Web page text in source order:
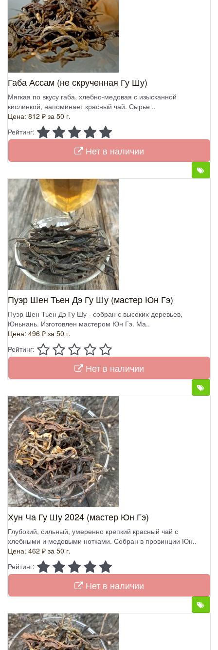
Габа Ассам (не скрученная Гу Шу)
Мягкая по вкусу габа, хлебно-медовая с изысканной
кислинкой, напоминает красный чай. Сырье ..
Цена: 812 ₽ за 50 г.
Рейтинг:
Нет в наличии
Пуэр Шен Тьен Дэ Гу Шу (мастер Юн Гэ)
Пуэр Шен Тьен Дэ Гу Шу - собран с высоких деревьев,
Юньнань. Изготовлен мастером Юн Гэ. Ма..
Цена: 496 ₽ за 50 г.
Рейтинг:
Нет в наличии
Хун Ча Гу Шу 2024 (мастер Юн Гэ)
Глубокий, сильный, умеренно крепкий красный чай с
хлебными и медовыми нотками. Собран в провинции Юн..
Цена: 462 ₽ за 50 г.
Рейтинг:
Нет в наличии